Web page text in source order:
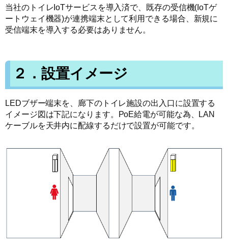
当社のトイレIoTサービスを導入済で、既存の受信機(IoTゲ
ートウェイ機器)が連携端末として利用できる場合、新規に
受信端末を導入する必要はありません。
２．設置イメージ
LEDブザー端末を、廊下のトイレ施設の出入口に設置する
イメージ図は下記になります。PoE給電が可能な為、LAN
ケーブルを天井内に配線するだけで設置が可能です。